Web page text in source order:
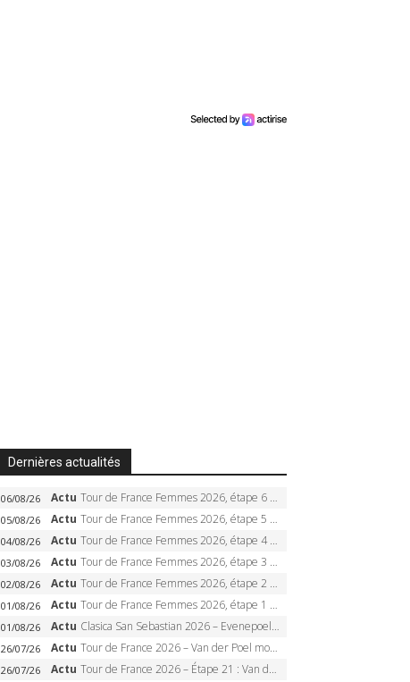
Dernières actualités
06/08/26 Actu Tour de France Femmes 2026, étape 6 – Kim Le Court-Pienaar gagne à Tournon, Reusser en jaune
05/08/26 Actu Tour de France Femmes 2026, étape 5 – Demi Vollering gagne à Belleville, Reusser en jaune, Ferrand-Prévot coule
04/08/26 Actu Tour de France Femmes 2026, étape 4 – Marlen Reusser écrase le chrono, Ferrand-Prévot en crise
03/08/26 Actu Tour de France Femmes 2026, étape 3 – Sigrid Haugset en solitaire, 88 km d’échappée, maillot jaune
02/08/26 Actu Tour de France Femmes 2026, étape 2 – Lorena Wiebes doublé à Genève, Markus héroïque, 7e record
01/08/26 Actu Tour de France Femmes 2026, étape 1 – Lorena Wiebes intouchable à Lausanne, premier maillot jaune
01/08/26 Actu Clasica San Sebastian 2026 – Evenepoel recordman, 4e victoire, Carapaz battu au sprint
26/07/26 Actu Tour de France 2026 – Van der Poel monumental à Paris, Pogacar égale le record des cinq sacres
26/07/26 Actu Tour de France 2026 – Étape 21 : Van der Poel, Pogacar, qui succédera à Wout van Aert sur les Champs-Elysées ?